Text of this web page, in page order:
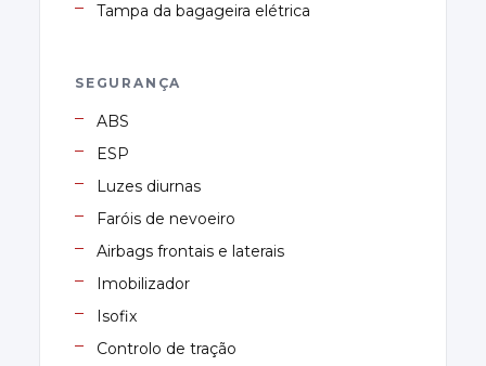
Tampa da bagageira elétrica
SEGURANÇA
ABS
ESP
Luzes diurnas
Faróis de nevoeiro
Airbags frontais e laterais
Imobilizador
Isofix
Controlo de tração